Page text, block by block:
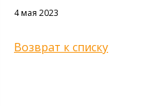
4 мая 2023
Возврат к списку